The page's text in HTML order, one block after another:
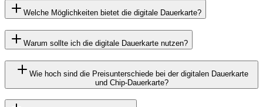
Welche Möglichkeiten bietet die digitale Dauerkarte?
Warum sollte ich die digitale Dauerkarte nutzen?
Wie hoch sind die Preisunterschiede bei der digitalen Dauerkarte
und Chip-Dauerkarte?